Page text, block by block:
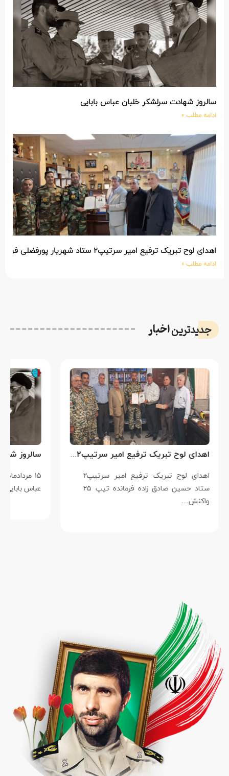
سالروز شهادت سرلشکر خلبان عباس بابایی
ادامه مطلب »
اهدای لوح تبریک ترفیع امیر سرتیپ۲ ستاد شهریار پورفضلی فرمانده تیپ ۳۶۴ شهید نصیرزاده نزاجا مستقر در مهاباد
ادامه مطلب »
جدیدتریناخبار
اهدای لوح تبریک ترفیع امیر سرتیپ۲ ستاد حسین صادق زاده فرمانده تیپ ۲۵ واکنش سریع شهید آبگون نزاجا مستقر در تبریز
اهدای لوح تبریک ترفیع امیر سرتیپ۲
ستاد حسین صادق زاده فرمانده تیپ ۲۵
واکنش…
۱۵
عباس بابایی